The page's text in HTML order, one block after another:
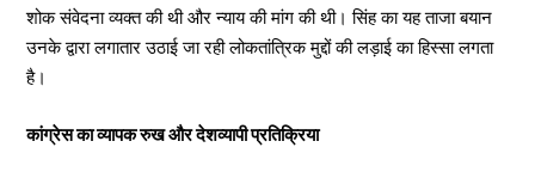
शोक संवेदना व्यक्त की थी और न्याय की मांग की थी। सिंह का यह ताजा बयान
उनके द्वारा लगातार उठाई जा रही लोकतांत्रिक मुद्दों की लड़ाई का हिस्सा लगता
है।
कांग्रेस का व्यापक रुख और देशव्यापी प्रतिक्रिया